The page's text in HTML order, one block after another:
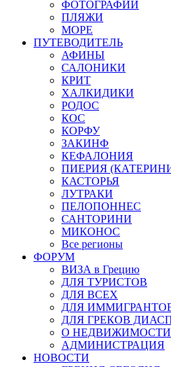
ФОТОГРАФИИ
ПЛЯЖИ
МОРЕ
ПУТЕВОДИТЕЛЬ
АФИНЫ
САЛОНИКИ
КРИТ
ХАЛКИДИКИ
РОДОС
КОС
КОРФУ
ЗАКИНФ
КЕФАЛОНИЯ
ПИЕРИЯ
КАСТОРЬЯ
ЛУТРАКИ
ПЕЛОПОННЕС
САНТОРИНИ
МИКОНОС
Все регионы
ФОРУМ
ВИЗА в Грецию
ДЛЯ ТУРИСТОВ
ДЛЯ ВСЕХ
ДЛЯ
ДЛЯ ГРЕКОВ
О НЕДВИЖИМОСТИ
АДМИНИСТРАЦИЯ
НОВОСТИ